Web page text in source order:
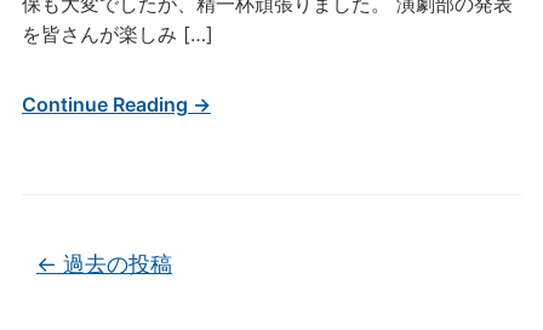
を皆さんが楽しみ […]
Continue Reading →
投稿ナビゲーション
← 過去の投稿